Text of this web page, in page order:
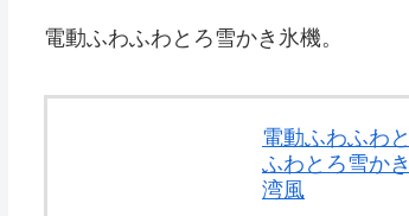
電動ふわふわとろ雪かき氷機。
電動ふわふわ
ふわとろ雪か
湾風